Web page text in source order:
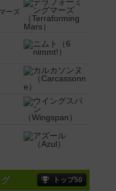
ーズ
トップ50